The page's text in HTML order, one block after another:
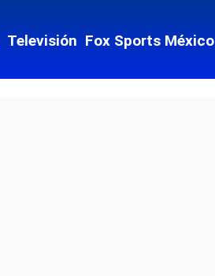
Televisión Fox Sports México